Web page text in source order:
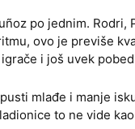
po jednim. Rodri,
ovo je previše
i još uvek
mlađe i manje
to ne vide